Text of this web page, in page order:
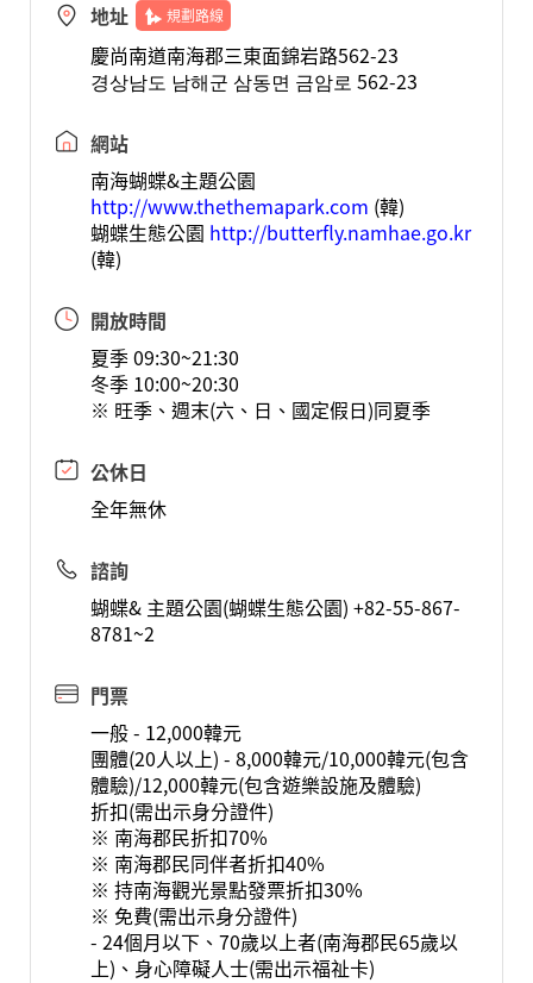
地址 規劃路線
慶尚南道南海郡三東面錦岩路562-23
경상남도 남해군 삼동면 금암로 562-23
網站
南海蝴蝶&主題公園
http://www.thethemapark.com (韓)
蝴蝶生態公園 http://butterfly.namhae.go.kr
(韓)
開放時間
夏季 09:30~21:30
冬季 10:00~20:30
※ 旺季、週末(六、日、國定假日)同夏季
公休日
全年無休
諮詢
蝴蝶& 主題公園(蝴蝶生態公園) +82-55-867-
8781~2
門票
一般 - 12,000韓元
團體(20人以上) - 8,000韓元/10,000韓元(包含
體驗)/12,000韓元(包含遊樂設施及體驗)
折扣(需出示身分證件)
※ 南海郡民折扣70%
※ 南海郡民同伴者折扣40%
※ 持南海觀光景點發票折扣30%
※ 免費(需出示身分證件)
- 24個月以下、70歲以上者(南海郡民65歲以
上)、身心障礙人士(需出示福祉卡)